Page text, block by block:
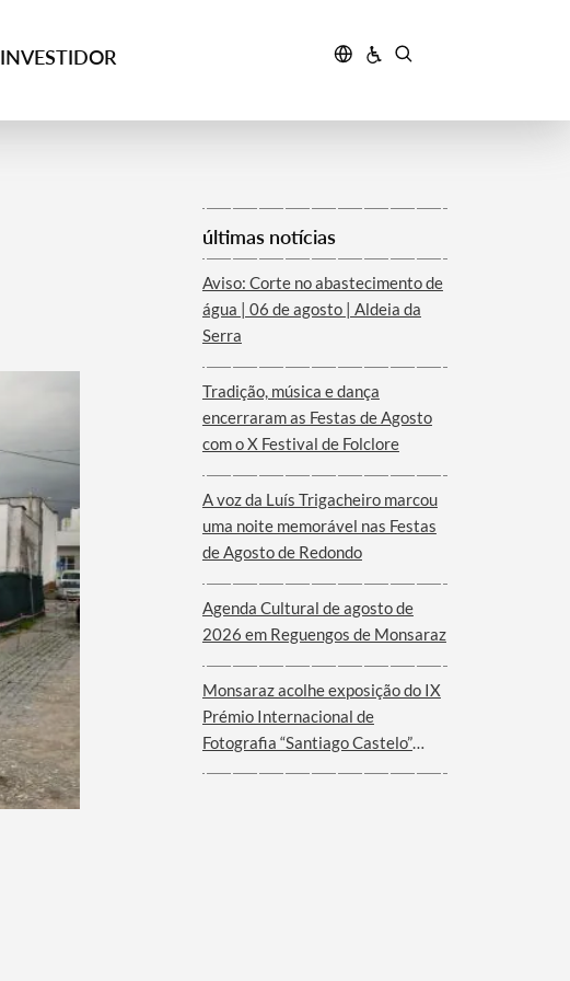
INVESTIDOR
últimas notícias
Aviso: Corte no abastecimento de
água | 06 de agosto | Aldeia da
Serra
Tradição, música e dança
encerraram as Festas de Agosto
com o X Festival de Folclore
A voz da Luís Trigacheiro marcou
uma noite memorável nas Festas
de Agosto de Redondo
Agenda Cultural de agosto de
2026 em Reguengos de Monsaraz
Monsaraz acolhe exposição do IX
Prémio Internacional de
Fotografia “Santiago Castelo”
2025 – EUROACE